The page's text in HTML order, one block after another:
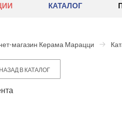
КАТАЛОГ
магазин Керама Марацци
НАЗАД В КАТАЛОГ